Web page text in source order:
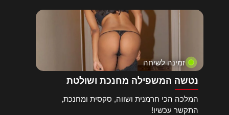
זמינה לשיחה
נטשה המשפילה מחנכת ושולטת
המלכה הכי חרמנית ושווה, סקסית ומחנכת,
התקשר עכשיו!